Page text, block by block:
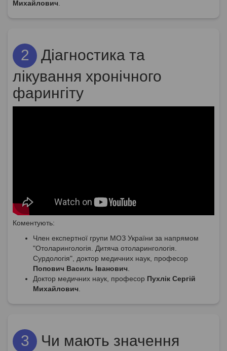
Михайлович
2
Діагностика та
лікування хронічного
фарингіту
Коментують:
Член експертної групи МОЗ України за напрямом
"Отоларингологія. Дитяча отоларингологія.
Сурдологія", доктор медичних наук, професор
Попович Василь Іванович
Доктор медичних наук, професор Пухлік Сергій
Михайлович
3
Чи мають значення